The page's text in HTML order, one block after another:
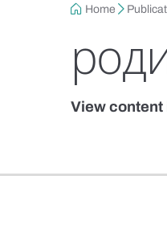
Home
View content